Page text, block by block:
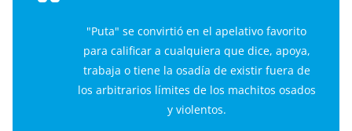
"Puta" se convirtió en el apelativo favorito
para calificar a cualquiera que dice, apoya,
trabaja o tiene la osadía de existir fuera de
los arbitrarios límites de los machitos osados
y violentos.